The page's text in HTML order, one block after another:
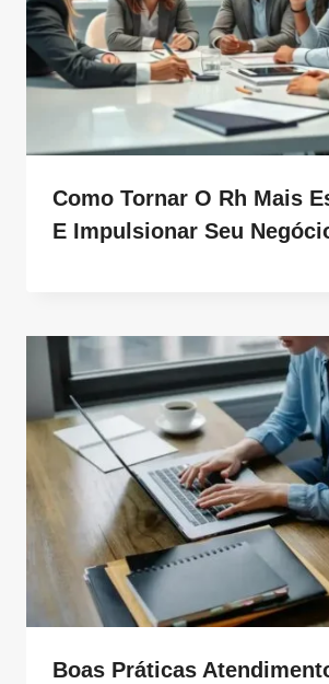
Como Tornar O Rh Mais
E Impulsionar Seu
Boas Práticas